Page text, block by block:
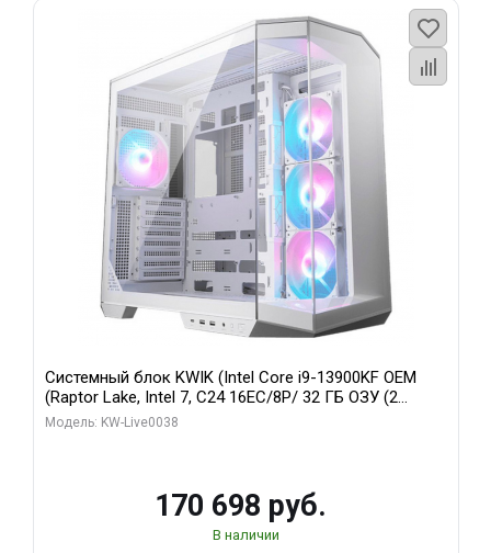
Системный блок KWIK (Intel Core i9-13900KF OEM
(Raptor Lake, Intel 7, C24 16EC/8P/ 32 ГБ ОЗУ (2
модуля)/ Gigabyte RX9070XT GAMING OC 16GB GDDR6
Модель: KW-Live0038
170 698 руб.
В наличии